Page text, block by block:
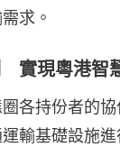
求。
實現粵港智
各持份者的
輸基礎設施